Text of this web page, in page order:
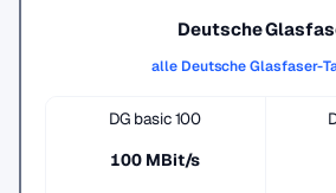
Deutsche
alle Deutsche Glasfaser-
DG basic 100
100 MBit/s